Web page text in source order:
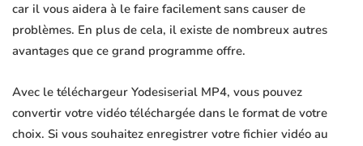
car il vous aidera à le faire facilement sans causer de
problèmes. En plus de cela, il existe de nombreux autres
avantages que ce grand programme offre.
Avec le téléchargeur Yodesiserial MP4, vous pouvez
convertir votre vidéo téléchargée dans le format de votre
choix. Si vous souhaitez enregistrer votre fichier vidéo au